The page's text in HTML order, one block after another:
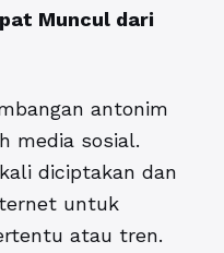
Muncul dari
antonim
media sosial.
diciptakan dan
untuk
atau tren.